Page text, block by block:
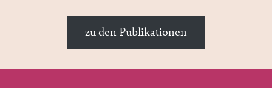
zu den Publikationen